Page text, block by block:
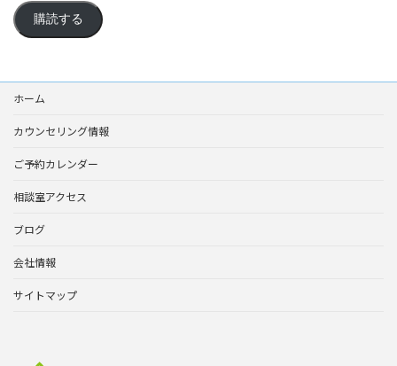
ア
ド
購読する
ホーム
カウンセリング情報
ご予約カレンダー
相談室アクセス
ブログ
会社情報
サイトマップ